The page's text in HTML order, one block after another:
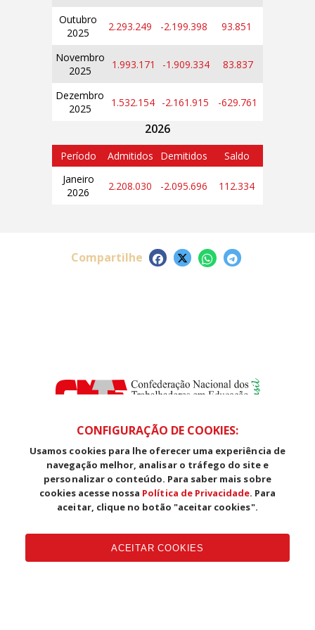
Outubro
2025
2.293.249 -2.199.398 93.851
Novembro
2025
1.993.171 -1.909.334 83.837
Dezembro
2025
1.532.154 -2.161.915 -629.761
2026
Período Admitidos Demitidos
Saldo
Janeiro
2026
2.208.030 -2.095.696 112.334
Compartilhe
SDS, Edifício Venâncio III, Salas 101/106
CEP: 70393-902 - Brasília - DF
Telefone (61) 3225-1003 - E-mail cnte@cnte.org.br
Trabalhadores(as) na Base
CONFIGURAÇÃO DE COOKIES:
Usamos cookies para lhe oferecer uma experiência de
navegação melhor, analisar o tráfego do site e
personalizar o conteúdo. Para saber mais sobre
cookies acesse nossa Política de Privacidade. Para
aceitar, clique no botão "aceitar cookies".
ACEITAR COOKIES